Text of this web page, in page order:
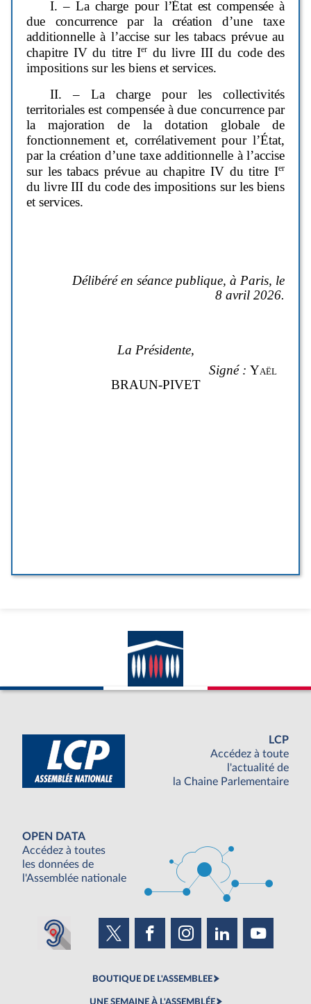
LCP
Accédez à toute
l'actualité de
la Chaine Parlementaire
OPEN DATA
Accédez à toutes
les données de
l'Assemblée nationale
BOUTIQUE DE L'ASSEMBLEE
UNE SEMAINE À L'ASSEMBLÉE